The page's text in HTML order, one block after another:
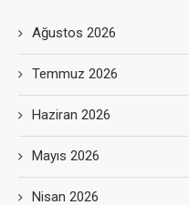
Ağustos 2026
Temmuz 2026
Haziran 2026
Mayıs 2026
Nisan 2026